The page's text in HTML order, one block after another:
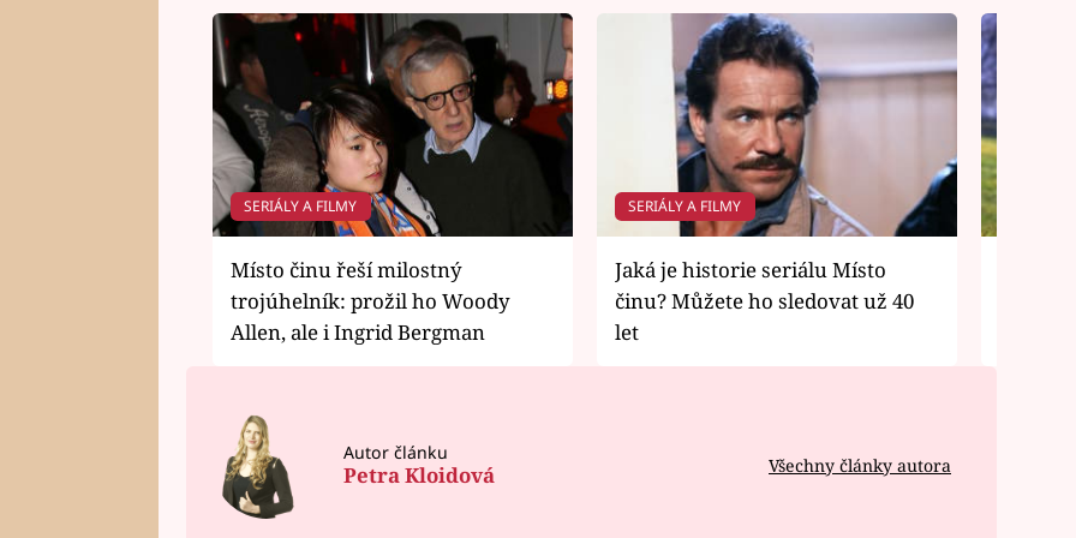
SERIÁLY A FILMY
Místo činu řeší milostný
trojúhelník: prožil ho Woody
Allen, ale i Ingrid Bergman
SERIÁLY A FILMY
Jaká je historie seriálu Místo
činu? Můžete ho sledovat už 40
let
Autor článku
Petra Kloidová Všechny články autora